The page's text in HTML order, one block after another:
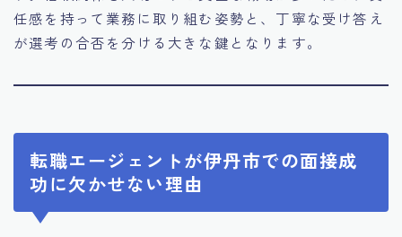
任感を持って業務に取り組む姿勢と、丁寧な受け答え
が選考の合否を分ける大きな鍵となります。
転職エージェントが伊丹市での面接成
功に欠かせない理由